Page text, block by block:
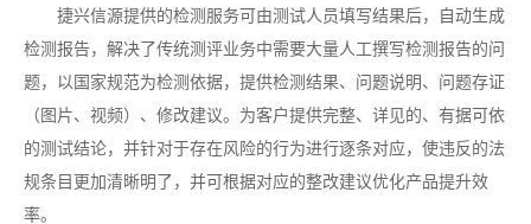
捷兴信源提供的检测服务可由测试人员填写结果后，自动生成
检测报告，解决了传统测评业务中需要大量人工撰写检测报告的问
题，以国家规范为检测依据，提供检测结果、问题说明、问题存证
（图片、视频）、修改建议。为客户提供完整、详见的、有据可依
的测试结论，并针对于存在风险的行为进行逐条对应，使违反的法
规条目更加清晰明了，并可根据对应的整改建议优化产品提升效
率。